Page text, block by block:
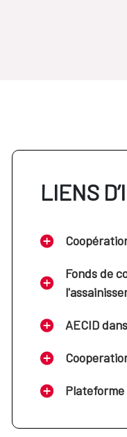
LIENS
Fonds de
AECID
Plateforme